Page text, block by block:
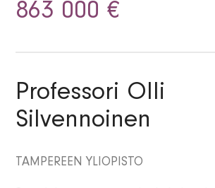
863 000 €
Professori Olli
Silvennoinen
TAMPEREEN YLIOPISTO